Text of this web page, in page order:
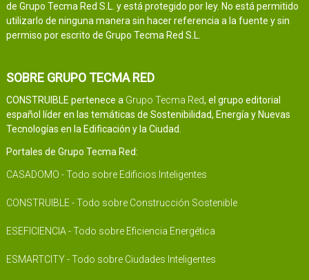
de Grupo Tecma Red S.L. y está protegido por ley. No está permitido
utilizarlo de ninguna manera sin hacer referencia a la fuente y sin
permiso por escrito de Grupo Tecma Red S.L.
SOBRE GRUPO TECMA RED
CONSTRUIBLE pertenece a Grupo Tecma Red, el grupo editorial
español líder en las temáticas de Sostenibilidad, Energía y Nuevas
Tecnologías en la Edificación y la Ciudad.
Portales de Grupo Tecma Red:
CASADOMO - Todo sobre Edificios Inteligentes
CONSTRUIBLE - Todo sobre Construcción Sostenible
ESEFICIENCIA - Todo sobre Eficiencia Energética
ESMARTCITY - Todo sobre Ciudades Inteligentes